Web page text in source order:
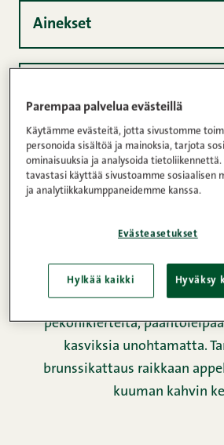
Ainekset
Ravintosisältö
erityisiin aamuihin, kun haluat
sisällään herkullisia
sekä rapeita
pekonikierteitä,
kasviksia unohtamatta.
brunssikattaus raikkaan
kuuman kahvin
Parempaa palvelua evästeillä
Käytämme evästeitä, jotta sivustomme
personoida sisältöä ja mainoksia, tarjota
ominaisuuksia ja analysoida tietoliikennettä.
tavastasi käyttää sivustoamme sosiaalisen
ja analytiikkakumppaneidemme kanssa.
Evästeasetukset
Hylkää kaikki Hyväksy